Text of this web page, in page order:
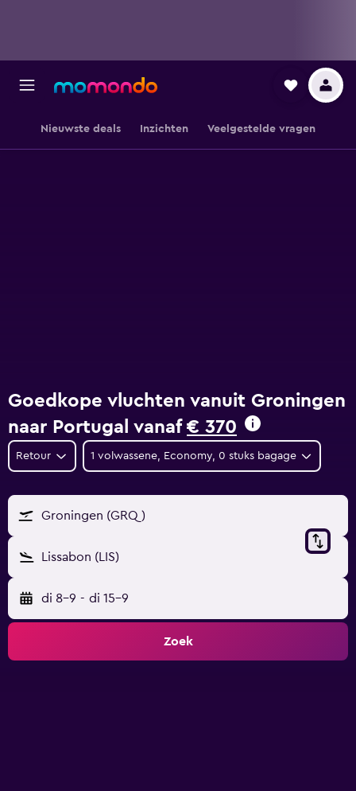
Nieuwste deals Inzichten Veelgestelde vragen
Goedkope vluchten vanuit Groningen
naar Portugal vanaf € 370
Retour 1 volwassene, Economy, 0 stuks bagage
Groningen (GRQ)
Lissabon (LIS)
di 8-9 - di 15-9
Zoek